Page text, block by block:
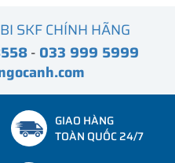
SKF CHÍNH HÃNG
- 033 999 5999
GIAO HÀNG
TOÀN QUỐC 24/7